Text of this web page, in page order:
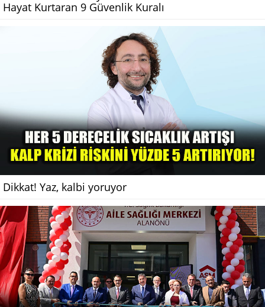
Hayat Kurtaran 9 Güvenlik Kuralı
Dikkat! Yaz, kalbi yoruyor